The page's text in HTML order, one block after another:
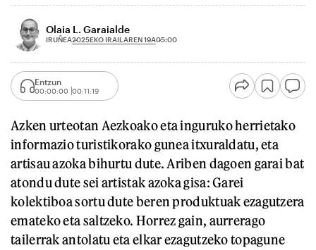
Olaia L. Garaialde
IRUÑEA2025EKO IRAILAREN 19A05:00
Entzun
00:00:00 00:11:19
Azken urteotan Aezkoako eta inguruko herrietako
informazio turistikorako gunea itxuraldatu, eta
artisau azoka bihurtu dute. Ariben dagoen garai bat
atondu dute sei artistak azoka gisa: Garei
kolektiboa sortu dute beren produktuak ezagutzera
emateko eta saltzeko. Horrez gain, aurrerago
tailerrak antolatu eta elkar ezagutzeko topagune